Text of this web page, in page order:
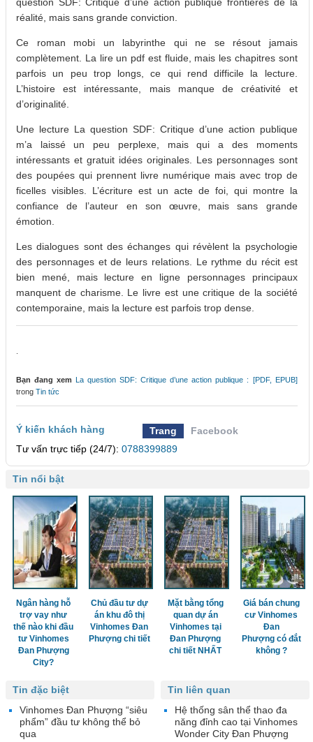
question SDF: Critique d’une action publique frontières de la
réalité, mais sans grande conviction.
Ce roman mobi un labyrinthe qui ne se résout jamais
complètement. La lire un pdf est fluide, mais les chapitres sont
parfois un peu trop longs, ce qui rend difficile la lecture.
L’histoire est intéressante, mais manque de créativité et
d’originalité.
Une lecture La question SDF: Critique d’une action publique
m’a laissé un peu perplexe, mais qui a des moments
intéressants et gratuit idées originales. Les personnages sont
des poupées qui prennent livre numérique mais avec trop de
ficelles visibles. L’écriture est un acte de foi, qui montre la
confiance de l’auteur en son œuvre, mais sans grande
émotion.
Les dialogues sont des échanges qui révèlent la psychologie
des personnages et de leurs relations. Le rythme du récit est
bien mené, mais lecture en ligne personnages principaux
manquent de charisme. Le livre est une critique de la société
contemporaine, mais la lecture est parfois trop dense.
Bạn đang xem
La question SDF: Critique d’une action publique : [PDF, EPUB]
trong Tin tức
Ý kiến khách hàng Trang
Facebook
Tư vấn trực tiếp (24/7): 0788399889
Tin nổi bật
Ngân hàng hỗ
trợ vay như
thế nào khi đầu
tư Vinhomes
Đan Phượng
City?
Chủ đầu tư dự
án khu đô thị
Vinhomes Đan
Phượng chi tiết
Mặt bằng tổng
quan dự án
Vinhomes tại
Đan Phượng
chi tiết NHẤT
Giá bán chung
cư Vinhomes
Đan
Phượng có đắt
không ?
Tin liên quan
Hệ thống sân thể thao đa
năng đỉnh cao tại Vinhomes
Wonder City Đan Phượng
Tin đặc biệt
Vinhomes Đan Phượng “siêu
phẩm” đầu tư không thể bỏ
qua